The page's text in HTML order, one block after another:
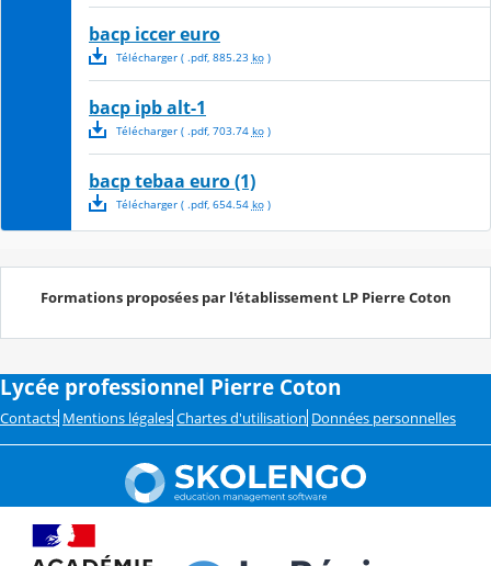
bacp iccer euro
Télécharger( .pdf, 885.23 ko)
bacp ipb alt-1
Télécharger( .pdf, 703.74 ko)
bacp tebaa euro (1)
Télécharger( .pdf, 654.54 ko)
Formations proposées par l'établissement LP Pierre Coton
Lycée professionnel Pierre Coton
Contacts Mentions légales Chartes d'utilisation Données personnelles